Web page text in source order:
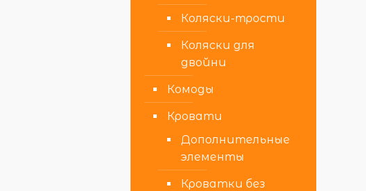
Коляски-трости
Коляски для
двойни
Комоды
Кровати
Дополнительные
элементы
Кроватки без